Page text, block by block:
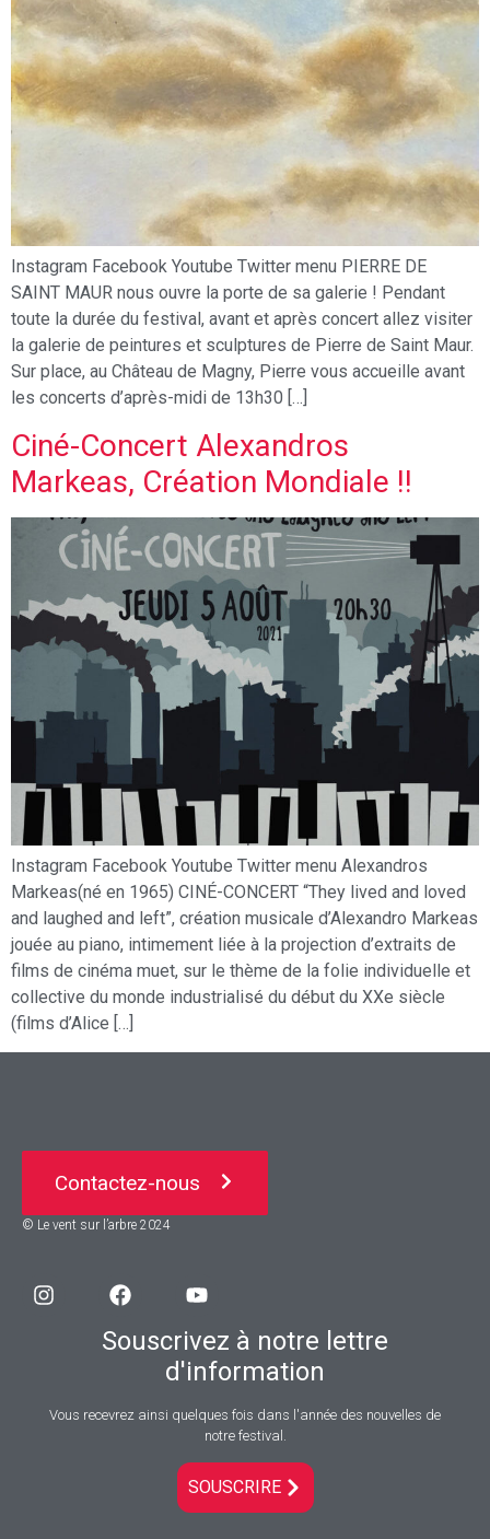
Instagram Facebook Youtube Twitter menu PIERRE DE
SAINT MAUR nous ouvre la porte de sa galerie ! Pendant
toute la durée du festival, avant et après concert allez visiter
la galerie de peintures et sculptures de Pierre de Saint Maur.
Sur place, au Château de Magny, Pierre vous accueille avant
les concerts d’après-midi de 13h30 […]
Ciné-Concert Alexandros
Markeas, Création Mondiale !!
Instagram Facebook Youtube Twitter menu Alexandros
Markeas(né en 1965) CINÉ-CONCERT “They lived and loved
and laughed and left”, création musicale d’Alexandro Markeas
jouée au piano, intimement liée à la projection d’extraits de
films de cinéma muet, sur le thème de la folie individuelle et
collective du monde industrialisé du début du XXe siècle
(films d’Alice […]
Contactez-nous
© Le vent sur l’arbre 2024
Souscrivez à notre lettre
d'information
Vous recevrez ainsi quelques fois dans l'année des nouvelles de
notre festival.
SOUSCRIRE